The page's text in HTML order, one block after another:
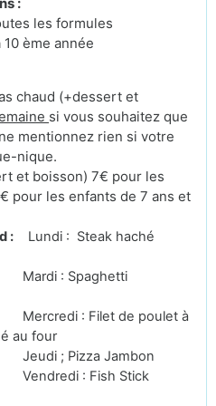
les formules
ème année
chaud (+dessert et
si vous souhaitez que
mentionnez rien si votre
nique.
et boisson) 7€ pour les
pour les enfants de 7 ans et
: Lundi : Steak haché
de poulet à
au four
Jambon
Stick